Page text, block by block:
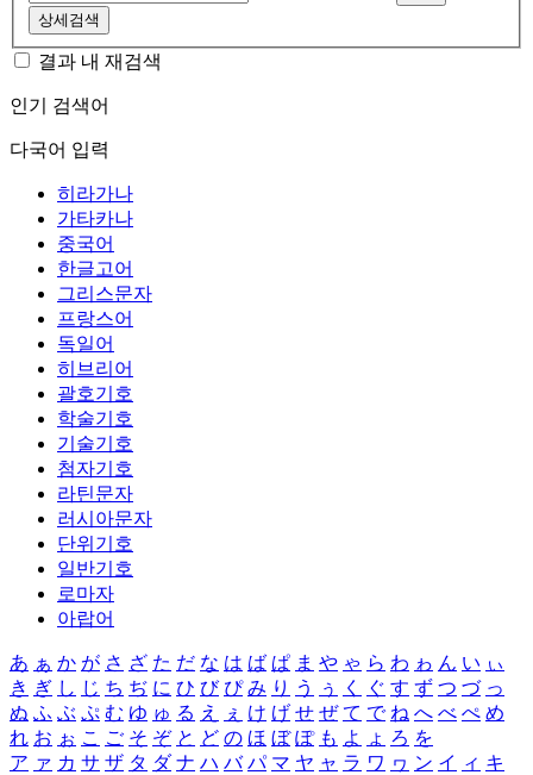
상세검색
결과 내 재검색
인기 검색어
다국어 입력
히라가나
가타카나
중국어
한글고어
그리스문자
프랑스어
독일어
히브리어
괄호기호
학술기호
기술기호
첨자기호
라틴문자
러시아문자
단위기호
일반기호
로마자
아랍어
あ ぁ か が さ ざ た だ な は ば ぱ ま や ゃ ら わ ゎ ん い ぃ
き ぎ し じ ち ぢ に ひ び ぴ み り う ぅ く ぐ す ず つ づ っ
ぬ ふ ぶ ぷ む ゆ ゅ る え ぇ け げ せ ぜ て で ね へ べ ぺ め
れ お ぉ こ ご そ ぞ と ど の ほ ぼ ぽ も よ ょ ろ を
ア ァ カ サ ザ タ ダ ナ ハ バ パ マ ヤ ャ ラ ワ ヮ ン イ ィ キ